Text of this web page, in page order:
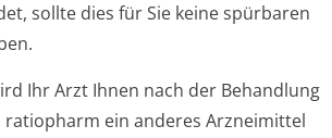
sollte dies für Sie keine spürbaren
Ihr Arzt Ihnen nach der Behandlung
ein anderes Arzneimittel